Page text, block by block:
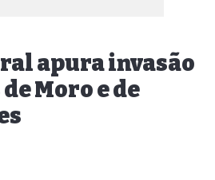
apura invasão
Moro e de